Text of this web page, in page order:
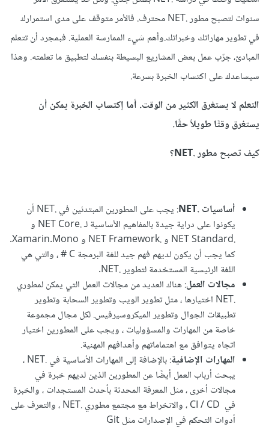
سنوات لتصبح مطور .NET محترف. فالأمر متوقف على مدى استمرارك
في تطوير مهاراتك وخبراتك.وأهم شيء الممارسة العملية. فبمجرد أن تتعلم
المبادئ، جرّب عمل بعض المشاريع البسيطة بنفسك لتطبيق ما تعلمته. وهذا
سيساعدك على اكتساب الخبرة بسرعة.
التعلم لا يستغرق الكثير من الوقت. أما إكتساب الخبرة يمكن أن
يستغرق وقتًا طويلاً حقًا.
كيف تصبح مطور .NET؟
أساسيات .NET
: يجب على المطورين المبتدئين في .NET أن
يكونوا على دراية جيدة بالمفاهيم الأساسية لـ .NET Core و
.NET Standard و .NET Framework و Xamarin.Mono.
كما يجب أن يكون لديهم فهم جيد للغة البرمجة C # ، والتي هي
اللغة الرئيسية المستخدمة لتطوير .NET.
مجالات العمل: هناك العديد من مجالات العمل التي يمكن لمطوري
.NET اختيارها ، مثل تطوير الويب وتطوير السحابة وتطوير
تطبيقات الجوال وتطوير الميكروسيرفيس. لكل مجال مجموعة
خاصة من المهارات والمسؤوليات ، ويجب على المطورين اختيار
اتجاه يتوافق مع اهتماماتهم وأهدافهم المهنية.
المهارات الإضافية
: بالإضافة إلى المهارات الأساسية في .NET ،
يبحث أرباب العمل أيضًا عن المطورين الذين لديهم خبرة في
مجالات أخرى ، مثل المعرفة المحدثة بأحدث المستجدات ، والخبرة
في CI / CD ، والانخراط مع مجتمع مطوري .NET ، والتعرف على
أدوات التحكم في الإصدارات مثل Git